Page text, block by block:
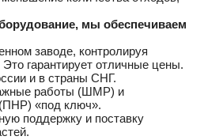
мы обеспечиваем
заводе, контролируя
гарантирует отличные цены.
и в страны СНГ.
работы (ШМР) и
«под ключ».
поддержку и поставку